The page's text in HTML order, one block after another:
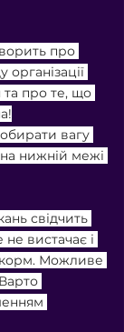
про
організації
та про те, що
вагу
нижній межі
свідчить
вистачає і
Можливе